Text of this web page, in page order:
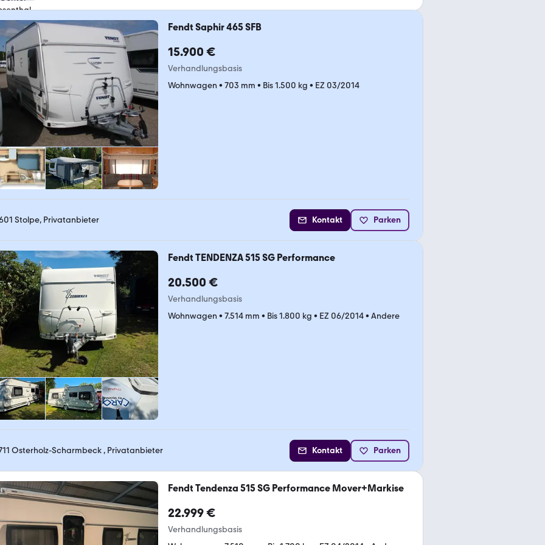
Fendt Saphir 465 SFB
15.900 €
Verhandlungsbasis
Wohnwagen • 703 mm • Bis 1.500 kg • EZ 03/2014
Stolpe, Privatanbieter Kontakt Parken
Fendt TENDENZA 515 SG Performance
20.500 €
Verhandlungsbasis
Wohnwagen • 7.514 mm • Bis 1.800 kg • EZ 06/2014• Andere
Osterholz-Scharmbeck , Privatanbieter Kontakt Parken
Fendt Tendenza 515 SG Performance Mover+Markise
22.999 €
Verhandlungsbasis